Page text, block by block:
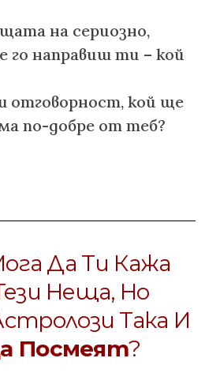
на сериозно,
го направиш ти – кой
отговорност, кой ще
по-добре от теб?
Да Ти Кажа
Неща, Но
Така И
Посмеят?